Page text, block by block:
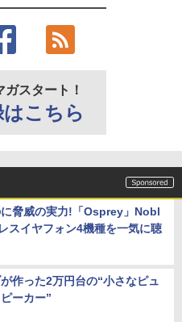
ガスタート！
こちら
脅威の実力!「Osprey」Nobl
スイヤフォン4機種を一気に聴
作った2万円台の“小さなピュ
ーカー”